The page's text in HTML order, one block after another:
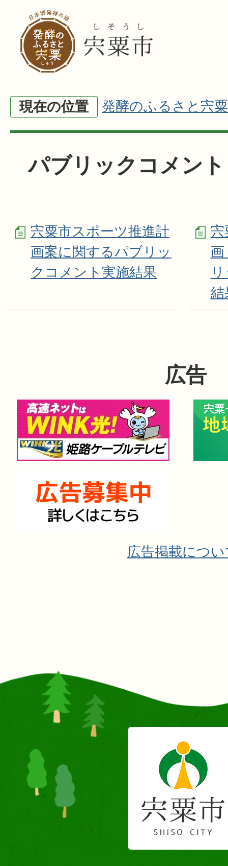
現在の位置 発酵のふるさと宍粟
パブリックコメント
宍粟市スポーツ推進計
画案に関するパブリッ
クコメント実施結果
結
広告
広告掲載につ